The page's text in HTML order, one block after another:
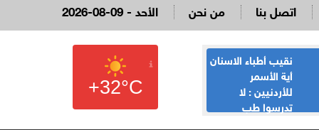
2026-08-09 - الأحد من نحن اتصل بنا
نقيب أطباء الاسنان
أية الأسمر
للأردنيين : لا
تدرسوا طب
القاضي السابق
لؤي عبيدات :لا
تدعوني لمناسبة
يحضرها نائب وقع
+32°C